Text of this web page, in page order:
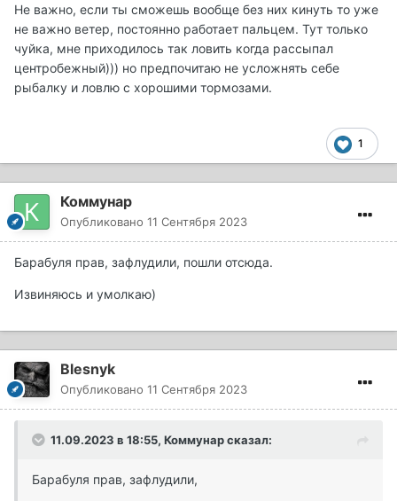
Не важно, если ты сможешь вообще без них кинуть то уже
не важно ветер, постоянно работает пальцем. Тут только
чуйка, мне приходилось так ловить когда рассыпал
центробежный))) но предпочитаю не усложнять себе
рыбалку и ловлю с хорошими тормозами.
1
Коммунар
Опубликовано 11 Сентября 2023
Барабуля прав, зафлудили, пошли отсюда.
Извиняюсь и умолкаю)
Blesnyk
Опубликовано 11 Сентября 2023
11.09.2023 в 18:55, Коммунарсказал:
Барабуля прав, зафлудили,